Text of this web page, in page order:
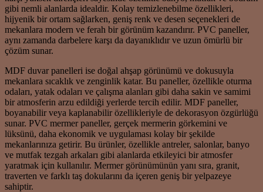
gibi nemli alanlarda idealdir. Kolay temizlenebilme özellikleri,
hijyenik bir ortam sağlarken, geniş renk ve desen seçenekleri de
mekanlara modern ve ferah bir görünüm kazandırır. PVC paneller,
aynı zamanda darbelere karşı da dayanıklıdır ve uzun ömürlü bir
çözüm sunar.
MDF duvar panelleri ise doğal ahşap görünümü ve dokusuyla
mekanlara sıcaklık ve zenginlik katar. Bu paneller, özellikle oturma
odaları, yatak odaları ve çalışma alanları gibi daha sakin ve samimi
bir atmosferin arzu edildiği yerlerde tercih edilir. MDF paneller,
boyanabilir veya kaplanabilir özellikleriyle de dekorasyon özgürlüğü
sunar. PVC mermer paneller, gerçek mermerin görkemini ve
lüksünü, daha ekonomik ve uygulaması kolay bir şekilde
mekanlarınıza getirir. Bu ürünler, özellikle antreler, salonlar, banyo
ve mutfak tezgah arkaları gibi alanlarda etkileyici bir atmosfer
yaratmak için kullanılır. Mermer görünümünün yanı sıra, granit,
traverten ve farklı taş dokularını da içeren geniş bir yelpazeye
sahiptir.